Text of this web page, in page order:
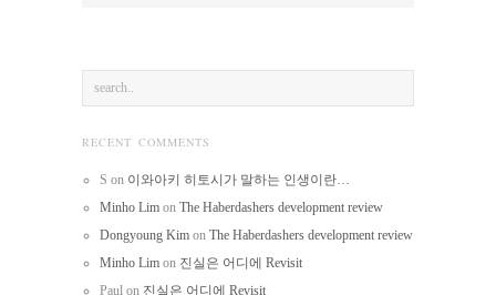
RECENT COMMENTS
S on 이와아키 히토시가 말하는 인생이란…
Minho Lim on The Haberdashers development review
Dongyoung Kim on The Haberdashers development review
Minho Lim on 진실은 어디에 Revisit
Paul on 진실은 어디에 Revisit